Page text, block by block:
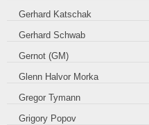
Gerhard Katschak
Gerhard Schwab
Gernot (GM)
Glenn Halvor Morka
Gregor Tymann
Grigory Popov